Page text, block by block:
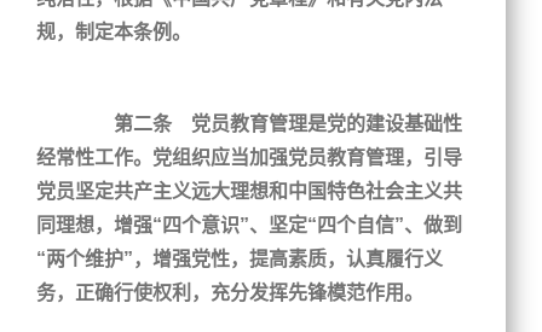
规，制定本条例。
第二条 党员教育管理是党的建设基础性
经常性工作。党组织应当加强党员教育管理，引导
党员坚定共产主义远大理想和中国特色社会主义共
同理想，增强“四个意识”、坚定“四个自信”、做到
“两个维护”，增强党性，提高素质，认真履行义
务，正确行使权利，充分发挥先锋模范作用。